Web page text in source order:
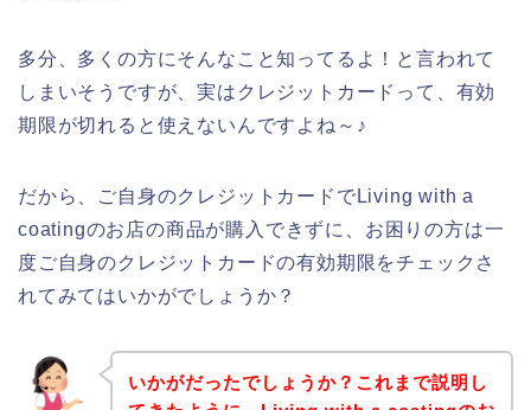
多分、多くの方にそんなこと知ってるよ！と言われて
しまいそうですが、実はクレジットカードって、有効
期限が切れると使えないんですよね～♪
だから、ご自身のクレジットカードでLiving with a
coatingのお店の商品が購入できずに、お困りの方は一
度ご自身のクレジットカードの有効期限をチェックさ
れてみてはいかがでしょうか？
いかがだったでしょうか？これまで説明し